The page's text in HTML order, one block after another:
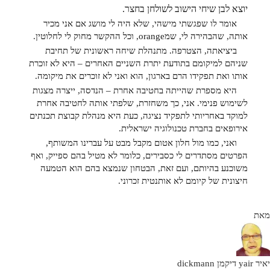
יוצא לבן שיחי הישוב לשולחן בחצר.
אומר לו שפגשתי מישהי, שלא היה לי מושג אם אני מכיר
אותה, שהבהירה לי, שמorange, וכל ההקשר מחוק לי לחלוטין.
ביציאתה, הצטרפה. מתנהלת שיחה ראשונית של תחיבת
שניהם למיקומם בתודעת יתרת השניים האחרים – היא לא זוכרת
אותו ואת תפקידו הרם בארגון, הוא ואני לא זוכרים את מיקומה.
היא מספרת שהייתה בחטיבה אחרת – הנדסה, ייצרה מצגות
לשימוש פנימי. אני, כך משחזרת, שלפתי אותה לחטיבה אחרת
למוקד באחריותי לתפקיד נציגה, כעת היא מנהלת קבוצת תכנתים
אירופאים בחברת טכנולוגיה ישראלית.
ואני, כמו מול חלון אטום מקבל מבט על עברינו המשותף,
הפרטים מסתדרים לי כסבירים, כלומר לא מטיל בהם ספייק, ואף
משוכנע בהיותם, ועם זאת, הבטחון שנמצא בהם הוא הטמעה
חיצונית של קיומם לא אותנטית זכרוני.
מאת
יאיר yair דיקמן dickmann